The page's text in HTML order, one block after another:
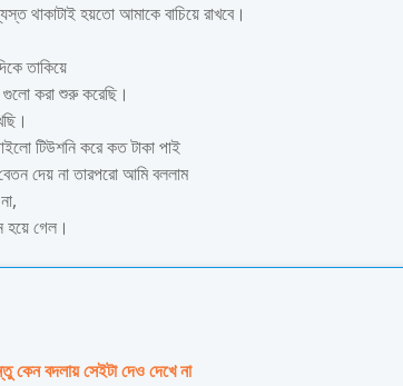
থাকাটাই হয়তো আমাকে বাচিয়ে রাখবে।
তাকিয়ে
করা শুরু করেছি।
টিউশনি করে কত টাকা পাই
দেয় না তারপরো আমি বললাম
হয়ে গেল।
কেন বদলায় সেইটা দেও দেখে না